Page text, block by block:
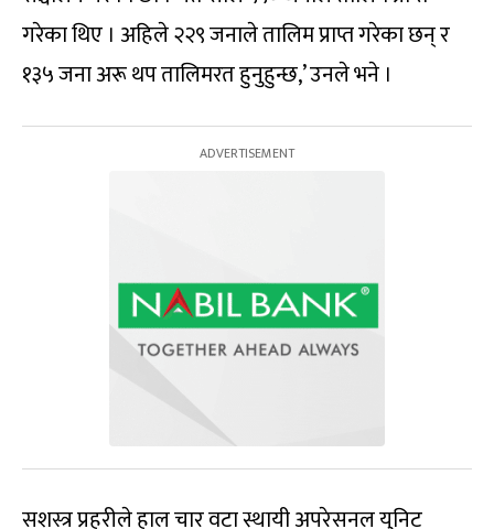
गरेका थिए । अहिले २२९ जनाले तालिम प्राप्त गरेका छन् र
१३५ जना अरू थप तालिमरत हुनुहुन्छ,’ उनले भने ।
सशस्त्र प्रहरीले हाल चार वटा स्थायी अपरेसनल युनिट